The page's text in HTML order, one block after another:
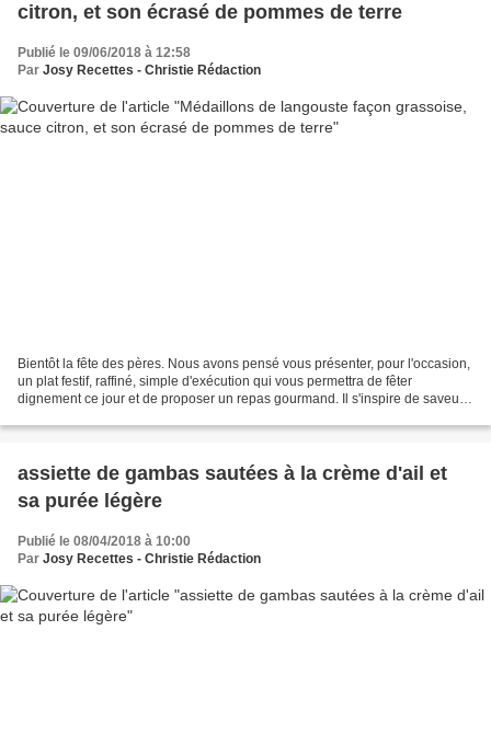
citron, et son écrasé de pommes de terre
Publié le 09/06/2018 à 12:58
Par Josy Recettes - Christie Rédaction
Bientôt la fête des pères. Nous avons pensé vous présenter, pour l'occasion,
un plat festif, raffiné, simple d'exécution qui vous permettra de fêter
dignement ce jour et de proposer un repas gourmand. Il s'inspire de saveurs
assiette de gambas sautées à la crème d'ail et
sa purée légère
Publié le 08/04/2018 à 10:00
Par Josy Recettes - Christie Rédaction